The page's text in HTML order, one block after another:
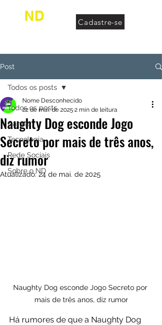
ND Cadastre-se
Post
Todos os posts
Games
Tecnologia
Rede Sociais
Sobre o ND
Todos os posts
Naughty Dog esconde Jogo
Secreto por mais de três anos,
diz rumor
Nome Desconhecido
22 de mai. de 2025 2 min de leitura
Atualizado:24 de mai. de 2025
Naughty Dog esconde Jogo Secreto por
mais de três anos, diz rumor
Há rumores de que a Naughty Dog